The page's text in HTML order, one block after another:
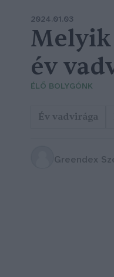
2024.01.03
Melyik
év
ÉLŐ BOLYGÓNK
Év vadvirága
Greendex